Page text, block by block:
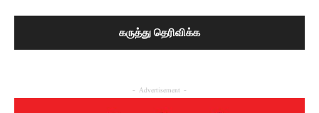
- Advertisement -